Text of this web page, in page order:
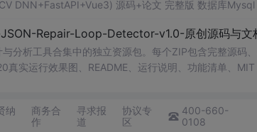
DNN+FastAPI+Vue3) 源码+论文 完整版 数据库
本高，权限变更往往滞后，管理方难以及时掌握“谁在
人脸识别因采集成本低、通行体验好、可与视频监控联
要完成“开门”，还要完成“管人、管设备、管权限、管
可扩展的带人脸识别智能门禁系统，具有明确的工程意
结合 Python、FastAPI 与 Vue3 完成系统开发。该方案
Repair-Loop-Detector-v1.0-原创源码与文
与分析工具合集中的独立资源包。每个ZIP包含完整源
真实运行效果图、README、运行说明、功能清单、
纳
商务合
作
寻求报
道
协议专
区
400-660-
0108